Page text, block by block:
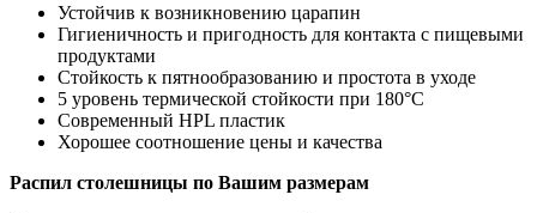
Устойчив к возникновению царапин
Гигиеничность и пригодность для контакта с пищевыми
продуктами
Стойкость к пятнообразованию и простота в уходе
5 уровень термической стойкости при 180°С
Современный HPL пластик
Хорошее соотношение цены и качества
Распил столешницы по Вашим размерам